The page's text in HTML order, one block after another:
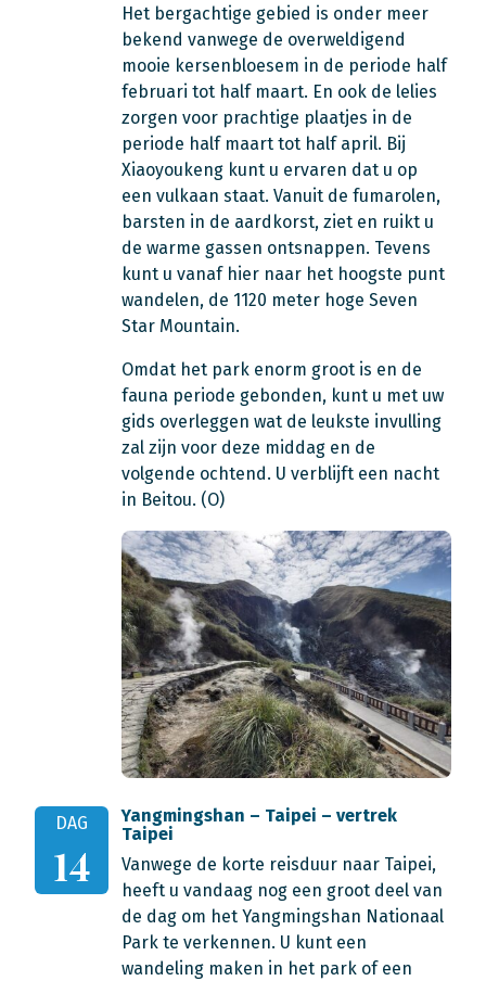
Het bergachtige gebied is onder meer
bekend vanwege de overweldigend
mooie kersenbloesem in de periode half
februari tot half maart. En ook de lelies
zorgen voor prachtige plaatjes in de
periode half maart tot half april. Bij
Xiaoyoukeng kunt u ervaren dat u op
een vulkaan staat. Vanuit de fumarolen,
barsten in de aardkorst, ziet en ruikt u
de warme gassen ontsnappen. Tevens
kunt u vanaf hier naar het hoogste punt
wandelen, de 1120 meter hoge Seven
Star Mountain.
Omdat het park enorm groot is en de
fauna periode gebonden, kunt u met uw
gids overleggen wat de leukste invulling
zal zijn voor deze middag en de
volgende ochtend. U verblijft een nacht
in Beitou. (O)
DAG
14
Yangmingshan – Taipei – vertrek
Taipei
Vanwege de korte reisduur naar Taipei,
heeft u vandaag nog een groot deel van
de dag om het Yangmingshan Nationaal
Park te verkennen. U kunt een
wandeling maken in het park of een